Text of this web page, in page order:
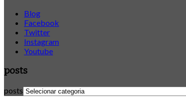
Blog
Facebook
Twitter
Instagram
Youtube
posts
posts